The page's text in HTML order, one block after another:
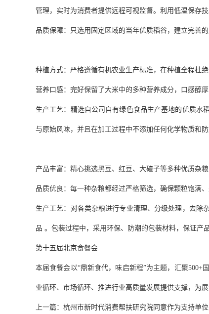
管理，实时为消费者提供远程可视监督。利用低温保存
品质保障：只选用固定区域的当年优质稻谷，建立完善
种植方式：严格遵循有机农业生产标准，在种植全程杜
营养口感：完好保留了大米中的多种营养成分，口感醇
生产工艺：精选自公司自有绿色食品生产基地的优质水
与原始风味，并且在加工过程中不添加任何化学物质和防
产品丰富：精心挑选黑豆、红豆、大碴子等多种优质杂
品质优良：每一种杂粮都经过严格筛选，确保颗粒饱满
生产工艺：对各类杂粮进行专业清理、分级处理，去除
品 。包装过程中，采用环保、防潮的包装材料，保证产
第十五届北京食餐会
本届食餐会以“鼎新食代，味启新程”为主题，汇聚
业循环、市场循环、推进行业高质量发展提供支撑，为
上一篇：杭州市新时代消费帮扶研究院同意作为支持单